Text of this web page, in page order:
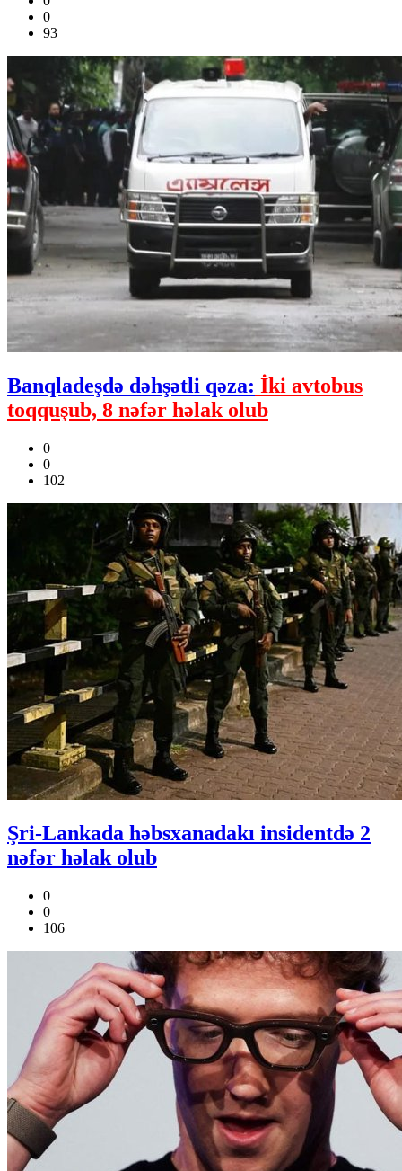
0
93
Banqladeşdə dəhşətli qəza: İki avtobus
toqquşub, 8 nəfər həlak olub
0
0
102
Şri-Lankada həbsxanadakı insidentdə 2
nəfər həlak olub
0
0
106